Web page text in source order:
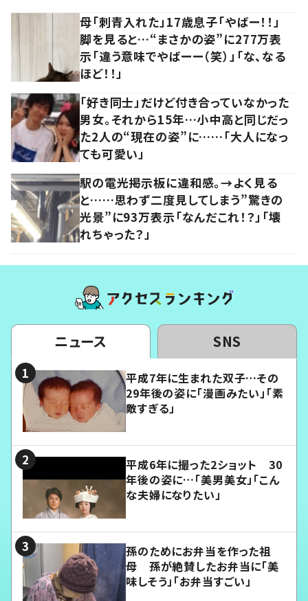
母「刺青入れた」17歳息子「やばー！！」
脚を見ると…“まさかの姿”に277万表
示「違う意味でやばーー（笑）」「な、なる
ほど！！」
「好き同士」だけど付き合っていなかった
男女。それから15年…小中高と同じだっ
た2人の“現在の姿”に……「大人になっ
ても可愛い」
駅の電光掲示板に違和感。→よく見る
と……思わず二度見してしまう”驚きの
光景”に93万表示「なんだこれ！？」「壊
れちゃった？」
ニュース SNS
平成7年に生まれた双子…その
29年後の姿に「漫画みたい」「素
敵すぎる」
平成6年に撮った2ショット 30
年後の姿に…「美男美女」「こん
な夫婦になりたい」
孫のためにお弁当を作った祖
母 孫が絶賛したお弁当に「美
味しそう」「お弁当すごい」